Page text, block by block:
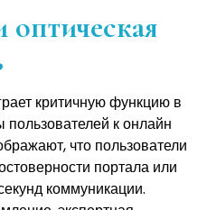
критичную функцию в
к онлайн
что пользователи
портала или
коммуникации.